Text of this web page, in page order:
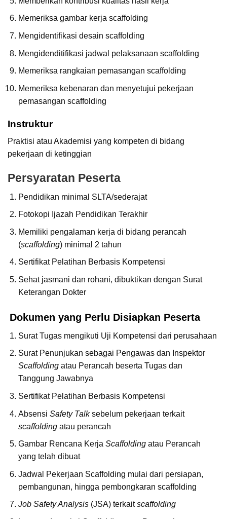
Memeriksa gambar kerja scaffolding
Mengidentifikasi desain scaffolding
Mengidenditifikasi jadwal pelaksanaan scaffolding
Memeriksa rangkaian pemasangan scaffolding
Memeriksa kebenaran dan menyetujui pekerjaan
pemasangan scaffolding
Instruktur
Praktisi atau Akademisi yang kompeten di bidang
pekerjaan di ketinggian
Persyaratan Peserta
Pendidikan minimal SLTA/sederajat
Fotokopi Ijazah Pendidikan Terakhir
Memiliki pengalaman kerja di bidang perancah
(scaffolding) minimal 2 tahun
Sertifikat Pelatihan Berbasis Kompetensi
Sehat jasmani dan rohani, dibuktikan dengan Surat
Keterangan Dokter
Dokumen yang Perlu Disiapkan Peserta
Surat Tugas mengikuti Uji Kompetensi dari perusahaan
Surat Penunjukan sebagai Pengawas dan Inspektor
Scaffoldingatau Perancah beserta Tugas dan
Tanggung Jawabnya
Sertifikat Pelatihan Berbasis Kompetensi
Absensi Safety Talksebelum pekerjaan terkait
scaffoldingatau perancah
Gambar Rencana Kerja Scaffoldingatau Perancah
yang telah dibuat
Jadwal Pekerjaan Scaffolding mulai dari persiapan,
pembangunan, hingga pembongkaran scaffolding
Job Safety Analysis(JSA) terkaitscaffolding